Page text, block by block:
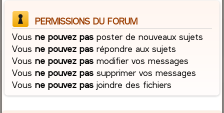
PERMISSIONS DU FORUM
Vousne pouvez pas poster de nouveaux sujets
Vousne pouvez pas répondre aux sujets
Vousne pouvez pas modifier vos messages
Vousne pouvez pas supprimer vos messages
Vousne pouvez pas joindre des fichiers